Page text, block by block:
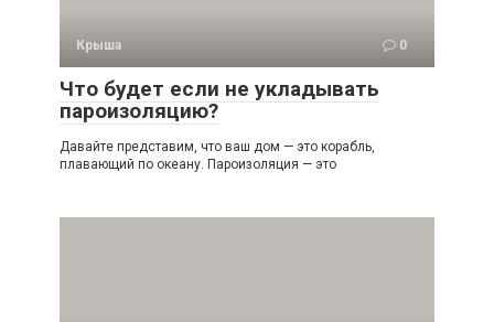
Крыша 0
Что будет если не укладывать
пароизоляцию?
Давайте представим, что ваш дом — это корабль,
плавающий по океану. Пароизоляция — это